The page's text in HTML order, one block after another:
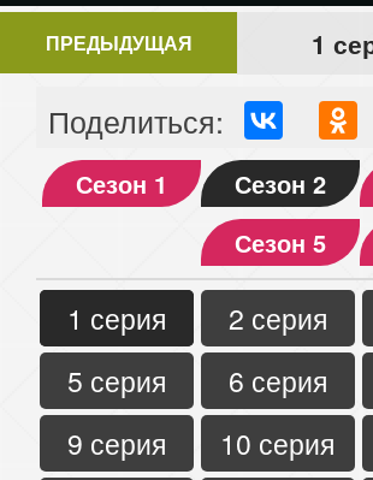
ПРЕДЫДУЩАЯ 1
Поделиться:
Сезон 1 Сезон 2
Сезон 5
1 серия 2 серия
5 серия
6 серия
9 серия
10 серия